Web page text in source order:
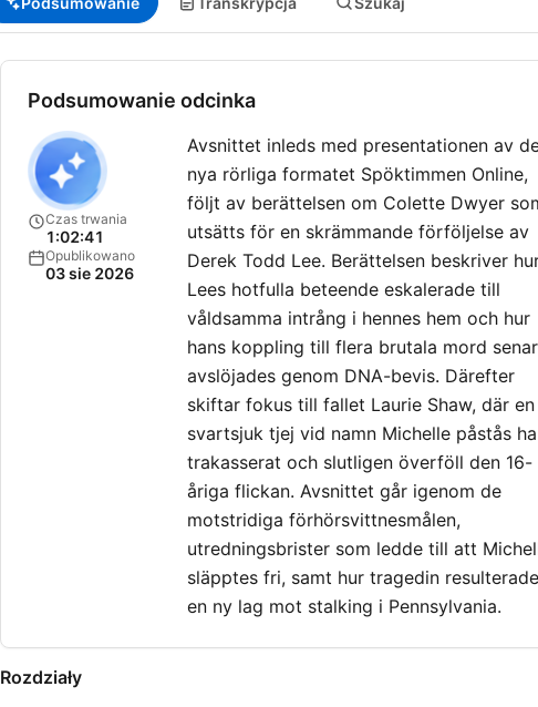
Podsumowanie odcinka
Czas trwania
1:02:41
Opublikowano
03 sie 2026
Avsnittet inleds med presentationen av
nya rörliga formatet Spöktimmen Online,
följt av berättelsen om Colette Dwyer
utsätts för en skrämmande förföljelse av
Derek Todd Lee. Berättelsen beskriver
Lees hotfulla beteende eskalerade till
våldsamma intrång i hennes hem och hur
hans koppling till flera brutala mord
avslöjades genom DNA-bevis. Därefter
skiftar fokus till fallet Laurie Shaw, där en
svartsjuk tjej vid namn Michelle påstås ha
trakasserat och slutligen överföll den 16-
åriga flickan. Avsnittet går igenom de
motstridiga förhörsvittnesmålen,
utredningsbrister som ledde till att
släpptes fri, samt hur tragedin
en ny lag mot stalking i Pennsylvania.
Rozdziały